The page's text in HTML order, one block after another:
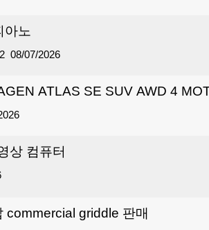
아노
08/07/2026
ATLAS SE SUV AWD 4
상 컴퓨터
commercial griddle 판매